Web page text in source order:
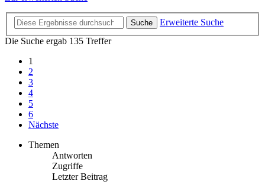
Suche
Erweiterte Suche
Die Suche ergab 135 Treffer
1
2
3
4
5
6
Nächste
Themen
Antworten
Zugriffe
Letzter Beitrag